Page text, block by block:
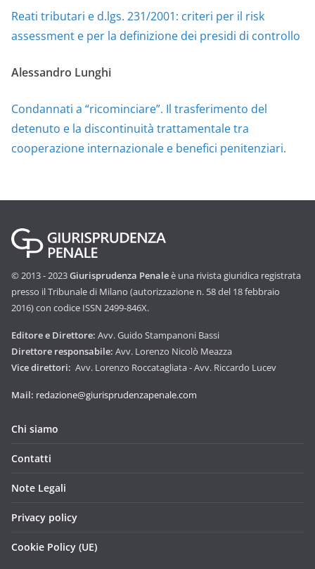
Reati tributari e d.lgs. 231/2001: criteri per il risk
assessment e per la definizione dei presidi di controllo
Alessandro Lunghi
Condannati a “ricominciare”. Il trasferimento del
detenuto e la discontinuità trattamentale tra
cooperazione internazionale e benefici penitenziari.
© 2013 - 2023Giurisprudenza Penaleè una rivista giuridica registrata
presso il Tribunale di Milano (autorizzazione n. 58 del 18 febbraio
2016) con codice ISSN 2499-846X.
Editore e Direttore: Avv. Guido Stampanoni Bassi
Direttore responsabile: Avv. Lorenzo Nicolò Meazza
Vice direttori: Avv. Lorenzo Roccatagliata - Avv. Riccardo Lucev
Mail: redazione@giurisprudenzapenale.com
Chi siamo
Contatti
Note Legali
Privacy policy
Cookie Policy (UE)